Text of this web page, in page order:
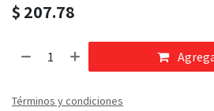
$ 207.78
Términos y condiciones